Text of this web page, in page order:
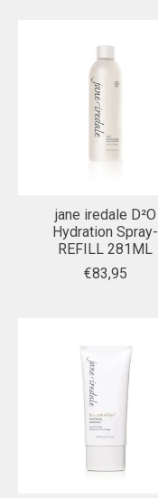
jane iredale D²O
Hydration Spray-
REFILL 281ML
€83,95